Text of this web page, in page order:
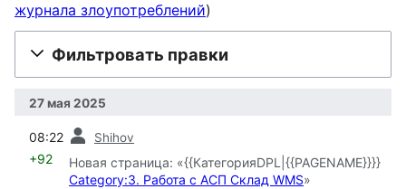
журнала злоупотреблений)
Фильтровать правки
27 мая 2025
08:22 Shihov
+92
Новая страница: «{{КатегорияDPL|{{PAGENAME}}}}
Category:3. Работа с АСП Склад WMS»